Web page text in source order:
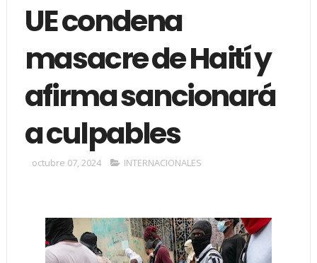
UE condena
masacre de Haití y
afirma sancionará
a culpables
octubre 07, 2024 INTERNACIONALES